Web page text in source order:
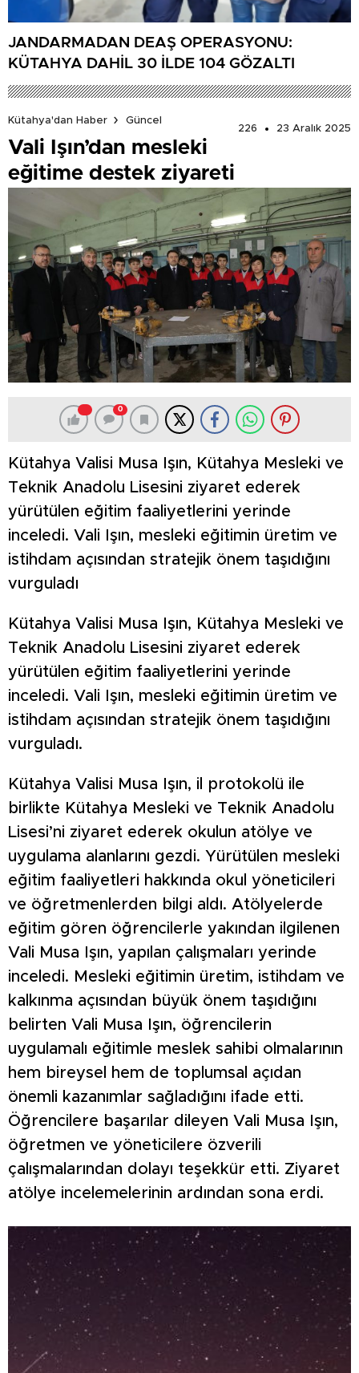
JANDARMADAN DEAŞ OPERASYONU:
KÜTAHYA DAHİL 30 İLDE 104 GÖZALTI
Kütahya'dan Haber
Güncel
226
23 Aralık 2025
Vali Işın’dan mesleki
eğitime destek ziyareti
0
Kütahya Valisi Musa Işın, Kütahya Mesleki ve
Teknik Anadolu Lisesini ziyaret ederek
yürütülen eğitim faaliyetlerini yerinde
inceledi. Vali Işın, mesleki eğitimin üretim ve
istihdam açısından stratejik önem taşıdığını
vurguladı
Kütahya Valisi Musa Işın, Kütahya Mesleki ve
Teknik Anadolu Lisesini ziyaret ederek
yürütülen eğitim faaliyetlerini yerinde
inceledi. Vali Işın, mesleki eğitimin üretim ve
istihdam açısından stratejik önem taşıdığını
vurguladı.
Kütahya Valisi Musa Işın, il protokolü ile
birlikte Kütahya Mesleki ve Teknik Anadolu
Lisesi’ni ziyaret ederek okulun atölye ve
uygulama alanlarını gezdi. Yürütülen mesleki
eğitim faaliyetleri hakkında okul yöneticileri
ve öğretmenlerden bilgi aldı. Atölyelerde
eğitim gören öğrencilerle yakından ilgilenen
Vali Musa Işın, yapılan çalışmaları yerinde
inceledi. Mesleki eğitimin üretim, istihdam ve
kalkınma açısından büyük önem taşıdığını
belirten Vali Musa Işın, öğrencilerin
uygulamalı eğitimle meslek sahibi olmalarının
hem bireysel hem de toplumsal açıdan
önemli kazanımlar sağladığını ifade etti.
Öğrencilere başarılar dileyen Vali Musa Işın,
öğretmen ve yöneticilere özverili
çalışmalarından dolayı teşekkür etti. Ziyaret
atölye incelemelerinin ardından sona erdi.